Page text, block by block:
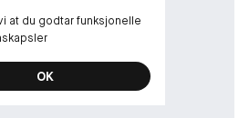
at du godtar funksjonelle
OK